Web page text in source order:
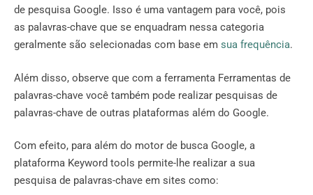
de pesquisa Google. Isso é uma vantagem para você, pois
as palavras-chave que se enquadram nessa categoria
geralmente são selecionadas com base em sua frequência.
Além disso, observe que com a ferramenta Ferramentas de
palavras-chave você também pode realizar pesquisas de
palavras-chave de outras plataformas além do Google.
Com efeito, para além do motor de busca Google, a
plataforma Keyword tools permite-lhe realizar a sua
pesquisa de palavras-chave em sites como: